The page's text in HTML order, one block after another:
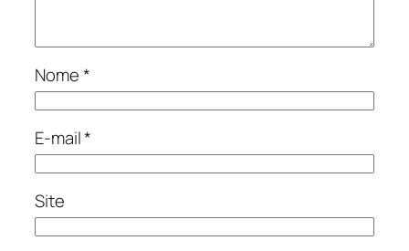
Nome*
E-mail*
Site